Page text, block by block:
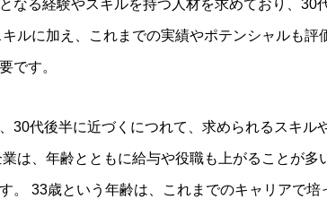
なる経験やスキルを持つ人材を求めており、30
ルに加え、これまでの実績やポテンシャルも評
です。
30代後半に近づくにつれて、求められるスキル
は、年齢とともに給与や役職も上がることが多
。 33歳という年齢は、これまでのキャリアで